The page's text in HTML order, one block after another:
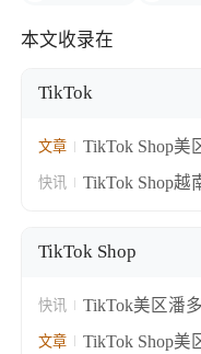
本文收录在
TikTok
文章
TikTok Shop美
覆盖选品发布
快讯
TikTok Shop越
TikTok Shop
快讯
TikTok美区潘
卖8美元差价超
文章
TikTok Shop美